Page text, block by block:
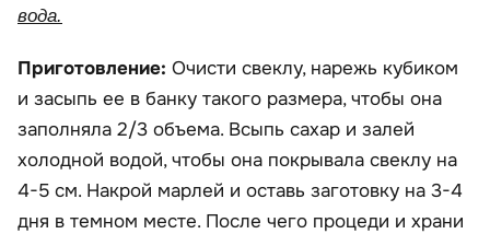
вода.
Приготовление: Очисти свеклу, нарежь кубиком
и засыпь ее в банку такого размера, чтобы она
заполняла 2/3 объема. Всыпь сахар и залей
холодной водой, чтобы она покрывала свеклу на
4-5 см. Накрой марлей и оставь заготовку на 3-4
дня в темном месте. После чего процеди и храни